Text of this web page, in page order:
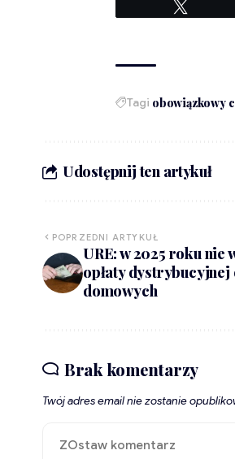
Tagi obowiązkowy
Udostępnij ten artykuł
POPRZEDNI ARTYKUŁ
URE: w 2025 roku nie
opłaty
domowych
Brak komentarzy
Twój adres email nie zostanie